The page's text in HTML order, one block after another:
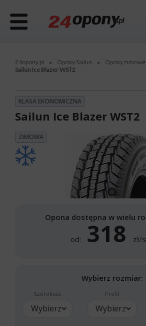
24opony.pl • Opony Sailun • Opony zimowe
Sailun Ice Blazer WST2
KLASA EKONOMICZNA
Sailun Ice Blazer WST2
ZIMOWA
Opona dostępna w wielu
od: 318 zł/
Wybierz rozmiar:
Szerokość
Wybierz
Profil
Wybierz